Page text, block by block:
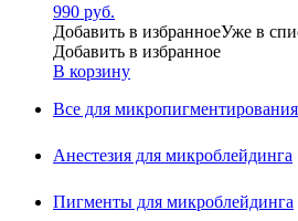
990 руб.
Добавить в избранноеУже в
Добавить в избранное
В корзину
Все для микропигментирования
Анестезия для микроблейдинга
Пигменты для микроблейдинга